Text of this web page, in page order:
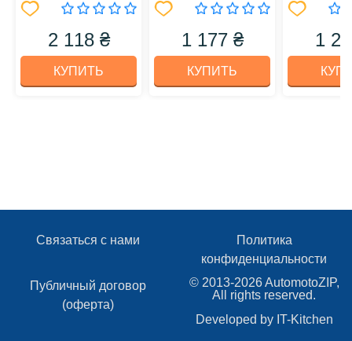
2 118 ₴
КУПИТЬ
1 177 ₴
КУПИТЬ
1
Связаться с нами
Политика
конфиденциальности
Публичный договор
(оферта)
© 2013-2026 AutomotoZIP,
All rights reserved.
Developed by IT-Kitchen